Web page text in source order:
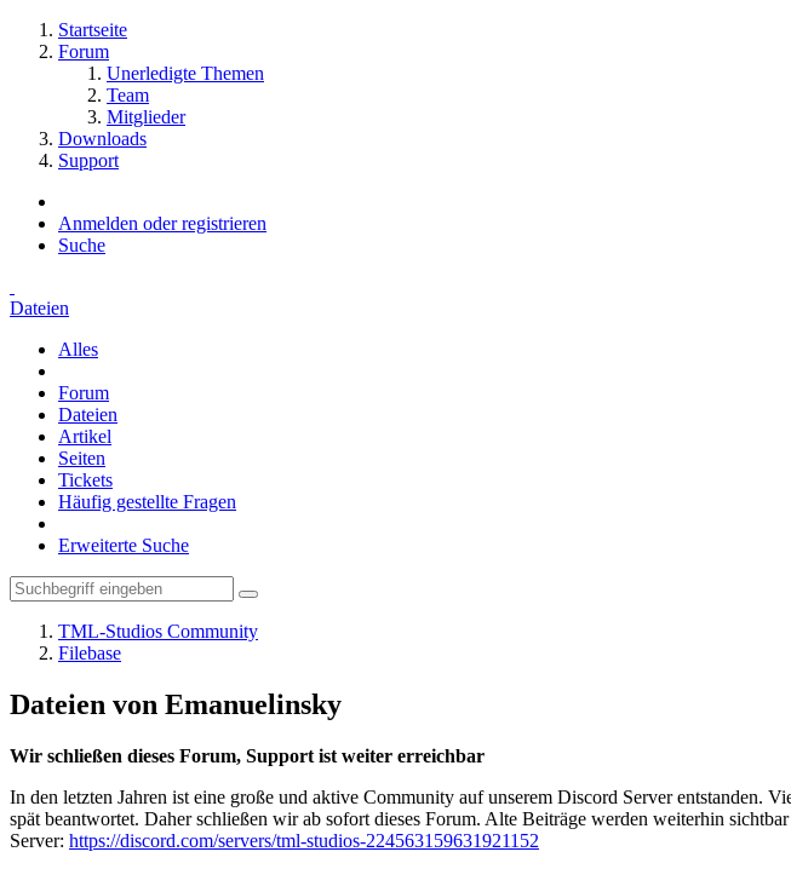
Startseite
Forum
Unerledigte Themen
Team
Mitglieder
Downloads
Support
Anmelden oder registrieren
Suche
Dateien
Alles
Forum
Dateien
Artikel
Seiten
Tickets
Häufig gestellte Fragen
Erweiterte Suche
TML-Studios Community
Filebase
Dateien von Emanuelinsky
Wir schließen dieses Forum, Support ist weiter erreichbar
In den letzten Jahren ist eine große und aktive Community auf unserem Discord Server
spät beantwortet. Daher schließen wir ab sofort dieses Forum. Alte Beiträge werden weiterhin
Server: https://discord.com/servers/tml-studios-224563159631921152